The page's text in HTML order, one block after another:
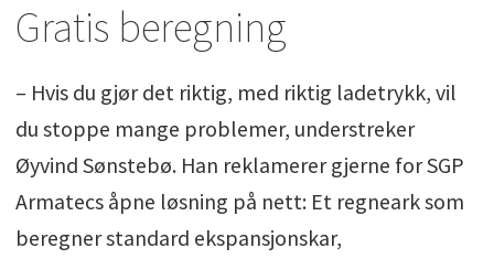
Gratis beregning
– Hvis du gjør det riktig, med riktig ladetrykk, vil
du stoppe mange problemer, understreker
Øyvind Sønstebø. Han reklamerer gjerne for SGP
Armatecs åpne løsning på nett: Et regneark som
beregner standard ekspansjonskar,